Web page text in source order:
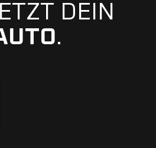
DEIN
.